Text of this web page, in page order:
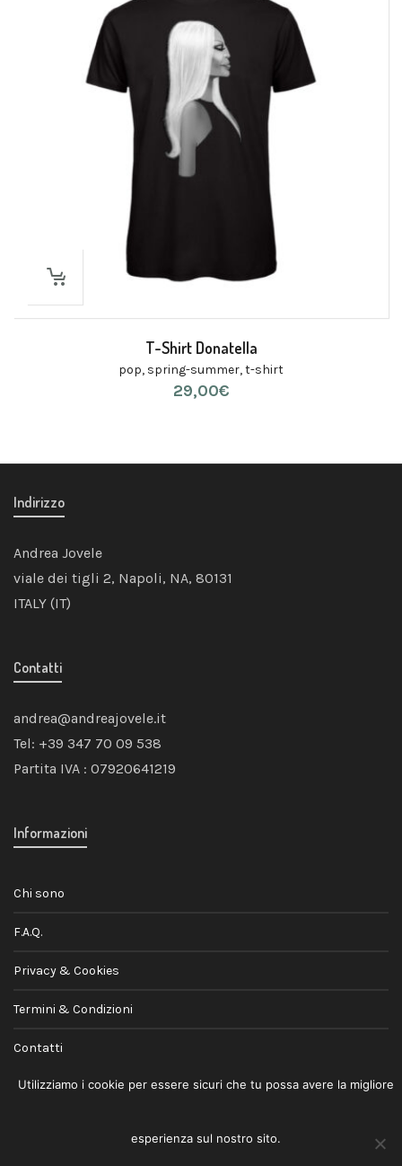
T-Shirt Donatella
pop, spring-summer,t-shirt
29,00€
Indirizzo
Andrea Jovele
viale dei tigli 2, Napoli, NA, 80131
ITALY (IT)
Contatti
andrea@andreajovele.it
Tel: +39 347 70 09 538
Partita IVA : 07920641219
Informazioni
Chi sono
F.A.Q.
Privacy & Cookies
Termini & Condizioni
Contatti
© 2026Andrea Jovele· Lifestyle
Utilizziamo i cookie per essere sicuri che tu possa avere la migliore
esperienza sul nostro sito.